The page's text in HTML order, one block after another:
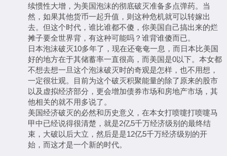
续惯性大增，为美国泡沫的彻底破灭准备多点弹药。当
然，如果其他货币一起升值，则这种危机就可以转嫁出
去。但这个时代，谁比谁都不傻，你美国自己搞出来的烂
摊子要全世界背，有这种可能吗？谁背谁傻而已。
日本泡沫破灭10多年了，现在还奄奄一息，而日本比美国
好的地方在于其储蓄率一直很高，而美国是0以下。本女都
不想去想一旦这个泡沫破灭时的奇观是怎样，也不用想，
一定很壮观。目前为这个破灭积聚能量的除了原来的股市
以及虚拟经济部分，更会增加债券市场和房地产市场，其
他相关的就不用多说了。
美国经济破灭的必然和历史意义，在本女打喷嚏打喷嚏马
甲中已经说得很清楚，就是2亿5千万经济级别的最终结
束，大破以后大立，然后是是12亿5千万经济级别的开
始，而这才是一个新的时代。